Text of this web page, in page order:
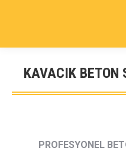
KAVACIK
PROFESYONEL